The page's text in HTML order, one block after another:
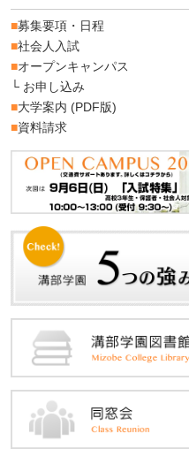
■募集要項・日程
■社会人入試
■オープンキャンパス
└ お申し込み
■大学案内 (PDF版)
■資料請求